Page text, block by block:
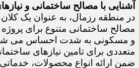
آشنایی با مصالح ساختمانی و
در منطقه رزمال، به عنوان یک
مصالح ساختمانی متنوع برای
و مسکونی به شدت احساس می
متعددی برای تامین نیازهای
ضمن ارائه انواع محصولات،